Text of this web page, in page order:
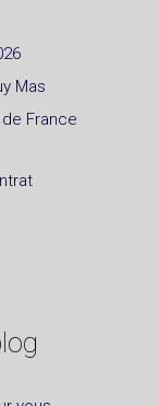
Mas
France